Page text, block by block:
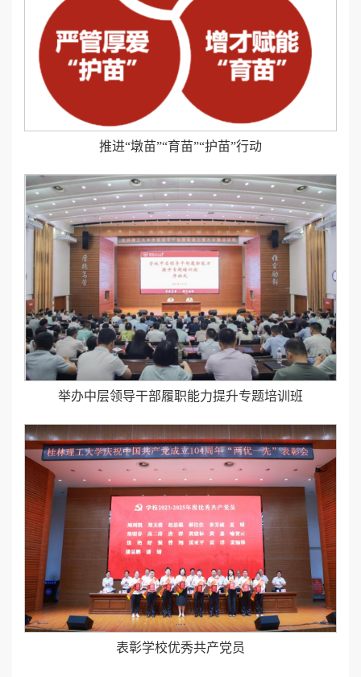
推进“墩苗”“育苗”“护苗”行动
举办中层领导干部履职能力提升专题培训班
表彰学校优秀共产党员